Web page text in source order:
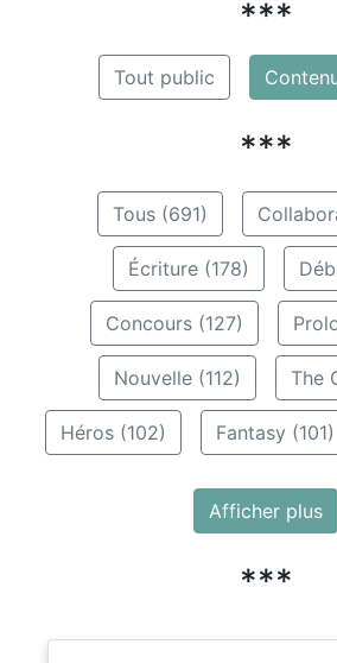
***
Tout public
***
Tous (691)
Écriture (178)
Concours (127)
Nouvelle (112) The
Héros (102) Fantasy (101)
Afficher plus
***